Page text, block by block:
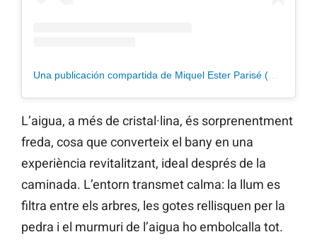
Una publicación compartida de Miquel Ester Parisé (@miquelseu)
L’aigua, a més de cristal·lina, és sorprenentment
freda, cosa que converteix el bany en una
experiència revitalitzant, ideal després de la
caminada. L’entorn transmet calma: la llum es
filtra entre els arbres, les gotes rellisquen per la
pedra i el murmuri de l’aigua ho embolcalla tot.